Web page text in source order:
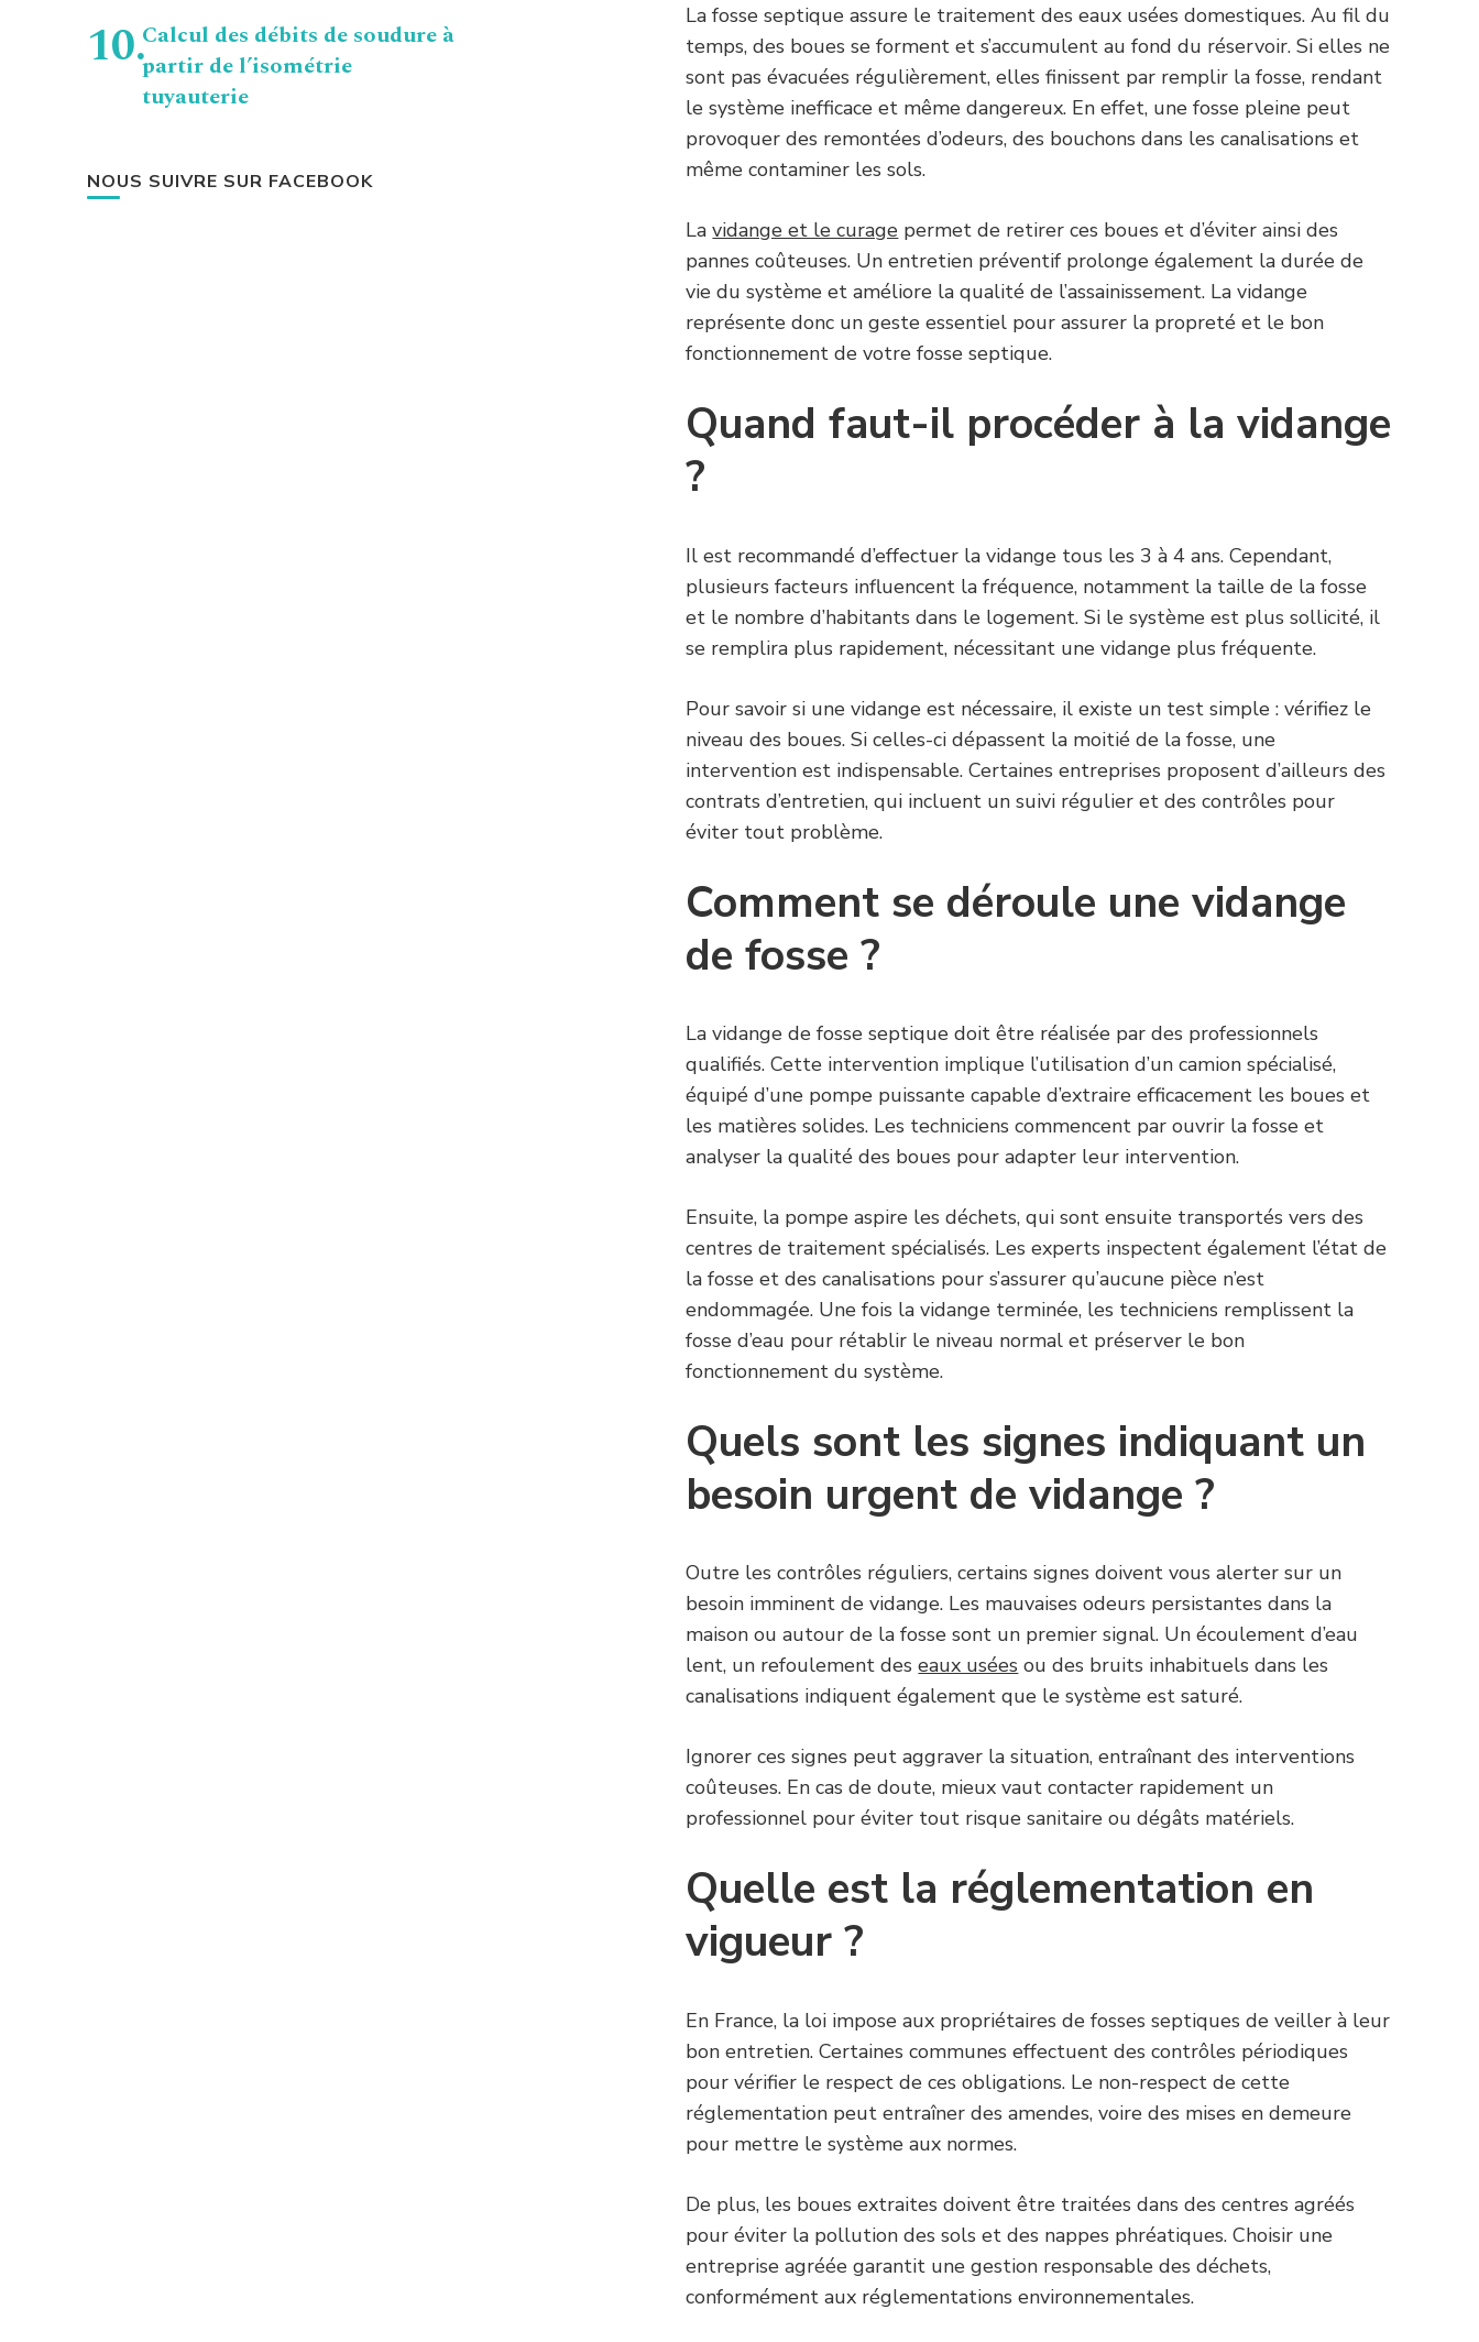
La fosse septique assure le traitement des eaux usées domestiques. Au fil du
temps, des boues se forment et s’accumulent au fond du réservoir. Si elles ne
sont pas évacuées régulièrement, elles finissent par remplir la fosse, rendant
le système inefficace et même dangereux. En effet, une fosse pleine peut
provoquer des remontées d’odeurs, des bouchons dans les canalisations et
même contaminer les sols.
Lavidange et le curage permet de retirer ces boues et d’éviter ainsi des
pannes coûteuses. Un entretien préventif prolonge également la durée de
vie du système et améliore la qualité de l’assainissement. La vidange
représente donc un geste essentiel pour assurer la propreté et le bon
fonctionnement de votre fosse septique.
Quand faut-il procéder à la vidange
?
Il est recommandé d’effectuer la vidange tous les 3 à 4 ans. Cependant,
plusieurs facteurs influencent la fréquence, notamment la taille de la fosse
et le nombre d’habitants dans le logement. Si le système est plus sollicité, il
se remplira plus rapidement, nécessitant une vidange plus fréquente.
Pour savoir si une vidange est nécessaire, il existe un test simple : vérifiez le
niveau des boues. Si celles-ci dépassent la moitié de la fosse, une
intervention est indispensable. Certaines entreprises proposent d’ailleurs des
contrats d’entretien, qui incluent un suivi régulier et des contrôles pour
éviter tout problème.
Comment se déroule une vidange
de fosse ?
La vidange de fosse septique doit être réalisée par des professionnels
qualifiés. Cette intervention implique l’utilisation d’un camion spécialisé,
équipé d’une pompe puissante capable d’extraire efficacement les boues et
les matières solides. Les techniciens commencent par ouvrir la fosse et
analyser la qualité des boues pour adapter leur intervention.
Ensuite, la pompe aspire les déchets, qui sont ensuite transportés vers des
centres de traitement spécialisés. Les experts inspectent également l’état de
la fosse et des canalisations pour s’assurer qu’aucune pièce n’est
endommagée. Une fois la vidange terminée, les techniciens remplissent la
fosse d’eau pour rétablir le niveau normal et préserver le bon
fonctionnement du système.
Quels sont les signes indiquant un
besoin urgent de vidange ?
Outre les contrôles réguliers, certains signes doivent vous alerter sur un
besoin imminent de vidange. Les mauvaises odeurs persistantes dans la
maison ou autour de la fosse sont un premier signal. Un écoulement d’eau
lent, un refoulement deseaux usées ou des bruits inhabituels dans les
canalisations indiquent également que le système est saturé.
Ignorer ces signes peut aggraver la situation, entraînant des interventions
coûteuses. En cas de doute, mieux vaut contacter rapidement un
professionnel pour éviter tout risque sanitaire ou dégâts matériels.
Quelle est la réglementation en
vigueur ?
En France, la loi impose aux propriétaires de fosses septiques de veiller à leur
bon entretien. Certaines communes effectuent des contrôles périodiques
pour vérifier le respect de ces obligations. Le non-respect de cette
réglementation peut entraîner des amendes, voire des mises en demeure
pour mettre le système aux normes.
De plus, les boues extraites doivent être traitées dans des centres agréés
pour éviter la pollution des sols et des nappes phréatiques. Choisir une
entreprise agréée garantit une gestion responsable des déchets,
conformément aux réglementations environnementales.
Calcul des débits de soudure à
partir de l’isométrie
tuyauterie
NOUS SUIVRE SUR FACEBOOK